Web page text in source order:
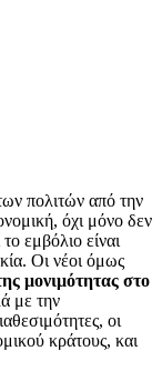
πολιτών από την
όχι μόνο δεν
εμβόλιο είναι
Οι νέοι όμως
μονιμότητας στο
με την
οι
κράτους, και